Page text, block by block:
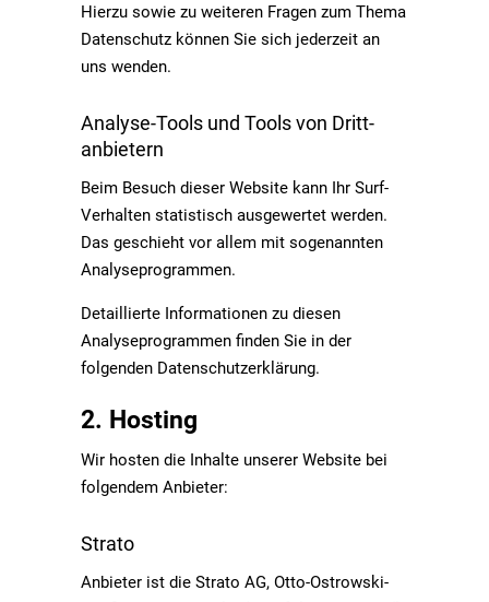
Hierzu sowie zu weiteren Fragen zum Thema
Datenschutz können Sie sich jederzeit an
uns wenden.
Analyse-Tools und Tools von Dritt­
anbietern
Beim Besuch dieser Website kann Ihr Surf-
Verhalten statistisch ausgewertet werden.
Das geschieht vor allem mit sogenannten
Analyseprogrammen.
Detaillierte Informationen zu diesen
Analyseprogrammen finden Sie in der
folgenden Datenschutzerklärung.
2. Hosting
Wir hosten die Inhalte unserer Website bei
folgendem Anbieter:
Strato
Anbieter ist die Strato AG, Otto-Ostrowski-